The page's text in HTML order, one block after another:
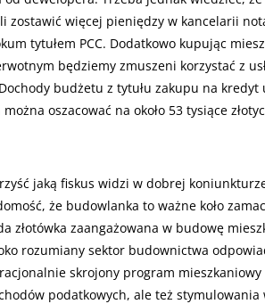
zostawić więcej pieniędzy w kancelarii
tytułem PCC. Dodatkowo kupując
będziemy zmuszeni korzystać z
budżetu z tytułu zakupu na kredyt
oszacować na około 53 tysiące
jaką fiskus widzi w dobrej
że budowlanka to ważne koło
złotówka zaangażowana w budowę
rozumiany sektor budownictwa
skrojony program mieszkaniowy
podatkowych, ale też stymulowania